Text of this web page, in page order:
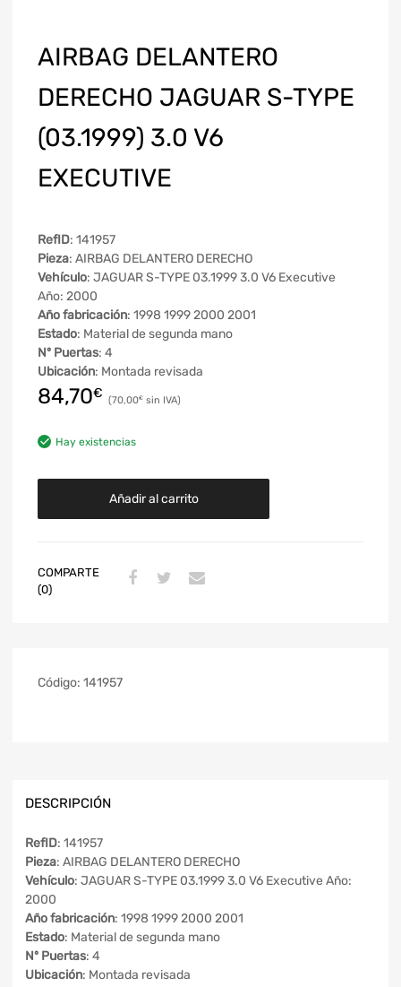
AIRBAG DELANTERO
DERECHO JAGUAR S-TYPE
(03.1999) 3.0 V6
EXECUTIVE
RefID: 141957
Pieza: AIRBAG DELANTERO DERECHO
Vehículo: JAGUAR S-TYPE 03.1999 3.0 V6 Executive
Año: 2000
Año fabricación: 1998 1999 2000 2001
Estado: Material de segunda mano
Nº Puertas: 4
Ubicación: Montada revisada
84,70€ 70,00€
Hay existencias
Añadir al carrito
COMPARTE
(0)
Código: 141957
DESCRIPCIÓN
RefID: 141957
Pieza: AIRBAG DELANTERO DERECHO
Vehículo: JAGUAR S-TYPE 03.1999 3.0 V6 Executive Año:
2000
Año fabricación: 1998 1999 2000 2001
Estado: Material de segunda mano
Nº Puertas: 4
Ubicación: Montada revisada